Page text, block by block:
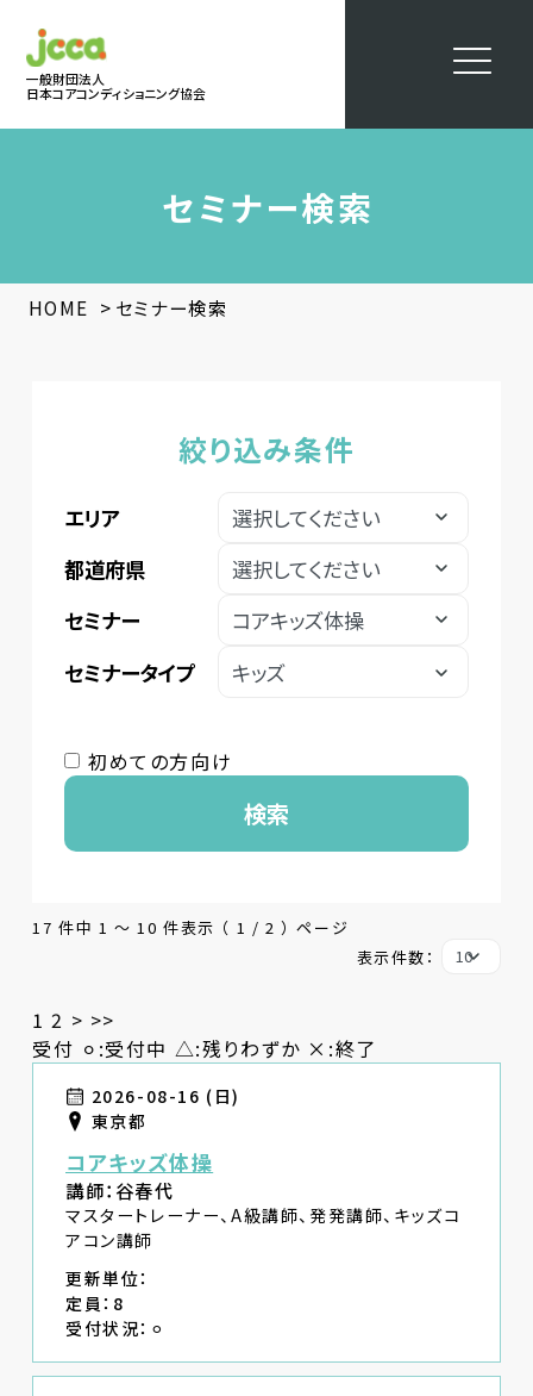
一般財団法人
日本コアコンディショニング協会
セミナー検索
HOME > セミナー検索
絞り込み条件
エリア
都道府県
セミナー
セミナータイプ
初めての方向け
検索
17 件中 1 〜 10 件表示 （ 1 / 2 ） ページ
表示件数：
1 2 > >>
受付 ⚪︎:受付中 △:残りわずか ×:終了
2026-08-16 (日)
東京都
コアキッズ体操
講師：谷春代
マスタートレーナー、A級講師、発発講師、キッズコ
アコン講師
更新単位：
定員：8
受付状況：⚪︎